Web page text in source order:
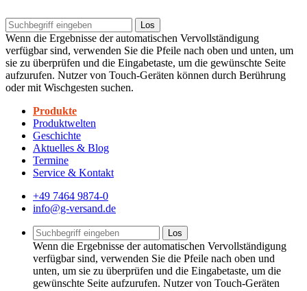
Los
Wenn die Ergebnisse der automatischen Vervollständigung
verfügbar sind, verwenden Sie die Pfeile nach oben und unten, um
sie zu überprüfen und die Eingabetaste, um die gewünschte Seite
aufzurufen. Nutzer von Touch-Geräten können durch Berührung
oder mit Wischgesten suchen.
Produkte
Produktwelten
Geschichte
Aktuelles & Blog
Termine
Service & Kontakt
+49 7464 9874-0
info@g-versand.de
Los
Wenn die Ergebnisse der automatischen Vervollständigung
verfügbar sind, verwenden Sie die Pfeile nach oben und
unten, um sie zu überprüfen und die Eingabetaste, um die
gewünschte Seite aufzurufen. Nutzer von Touch-Geräten